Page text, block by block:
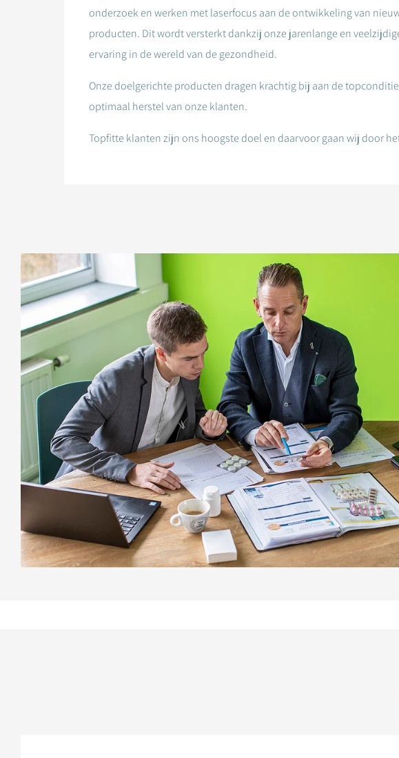
onderzoek en werken met laserfocus aan de ontwikkeling van
producten. Dit wordt versterkt dankzij onze jarenlange en
ervaring in de wereld van de gezondheid.
Onze doelgerichte producten dragen krachtig bij aan de
optimaal herstel van onze klanten.
Topfitte klanten zijn ons hoogste doel en daarvoor gaan wij door